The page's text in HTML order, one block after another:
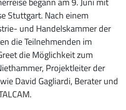
Stuttgart. Nach einem
und Handelskammer der
die Teilnehmenden im
die Möglichkeit zum
Projektleiter der
David Gagliardi, Berater und